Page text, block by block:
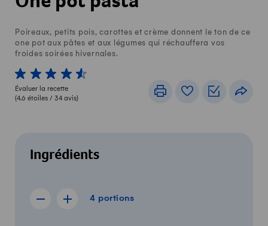
Poireaux, petits pois, carottes et crème donnent le ton de ce
one pot aux pâtes et aux légumes qui réchauffera vos
froides soirées hivernales.
1 von 5 étoiles
2 von 5 étoiles
3 von 5 étoiles
4 von 5 étoiles
5 von 5 étoiles
Évaluer la recette
(4.6 étoiles / 34 avis)
ImprimerLivre de recettes
Listes de
Ingrédients
4 portions
Afficher la recette de 3 portions
Afficher la recette de 5 portions
4 portions